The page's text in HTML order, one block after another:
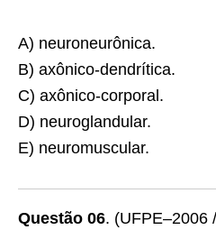
A) neuroneurônica.
B) axônico-dendrítica.
C) axônico-corporal.
D) neuroglandular.
E) neuromuscular.
Questão 06. (UFPE–2006